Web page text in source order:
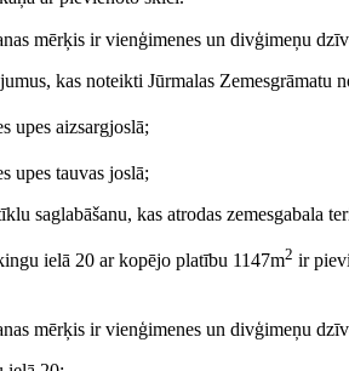
mērķis ir vienģimenes un divģimeņu
kas noteikti Jūrmalas Zemesgrāmatu
upes aizsargjoslā;
upes tauvas joslā;
saglabāšanu, kas atrodas zemesgabala
ielā 20 ar kopējo platību 1147m2 ir
mērķis ir vienģimenes un divģimeņu